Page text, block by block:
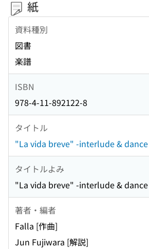
紙
資料種別
図書
楽譜
ISBN
978-4-11-892122-8
タイトル
"La vida breve" -interlude & dance
タイトルよみ
"La vida breve" -interlude & dance
著者・編者
Falla [作曲]
Jun Fujiwara [解説]